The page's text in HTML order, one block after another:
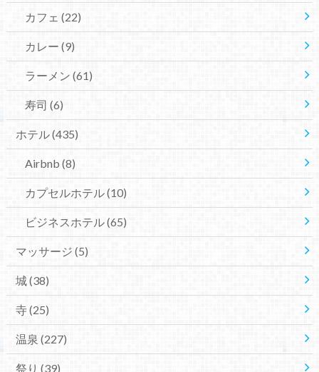
カフェ (22)
カレー (9)
ラーメン (61)
寿司 (6)
ホテル(435)
Airbnb (8)
カプセルホテル(10)
ビジネスホテル(65)
マッサージ (5)
城(38)
寺(25)
温泉 (227)
祭り (39)